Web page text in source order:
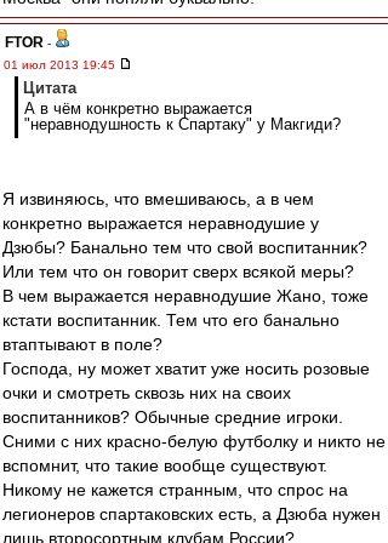
FTOR -
01 июл 2013 19:45
Цитата
А в чём конкретно выражается
"неравнодушность к Спартаку" у Макгиди?
Я извиняюсь, что вмешиваюсь, а в чем
конкретно выражается неравнодушие у
Дзюбы? Банально тем что свой воспитанник?
Или тем что он говорит сверх всякой меры?
В чем выражается неравнодушие Жано, тоже
кстати воспитанник. Тем что его банально
втаптывают в поле?
Господа, ну может хватит уже носить розовые
очки и смотреть сквозь них на своих
воспитанников? Обычные средние игроки.
Сними с них красно-белую футболку и никто не
вспомнит, что такие вообще существуют.
Никому не кажется странным, что спрос на
легионеров спартаковских есть, а Дзюба нужен
лишь второсортным клубам России?